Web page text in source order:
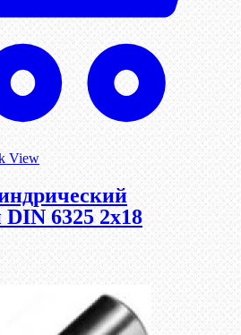
View
6325 2х18